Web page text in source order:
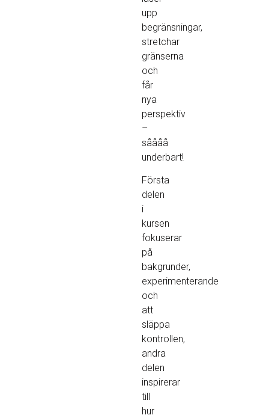
upp
begränsningar,
stretchar
gränserna
och
får
nya
perspektiv
–
såååå
underbart!
Första
delen
i
kursen
fokuserar
på
bakgrunder,
experimenterande
och
att
släppa
kontrollen,
andra
delen
inspirerar
till
hur